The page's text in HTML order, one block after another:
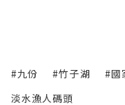
#九份 #竹子湖 #國
淡水漁人碼頭